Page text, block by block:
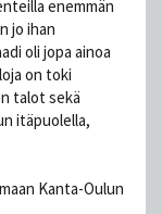
enemmän
jo ihan
oli jopa ainoa
on toki
talot sekä
itäpuolella,
Kanta-Oulun